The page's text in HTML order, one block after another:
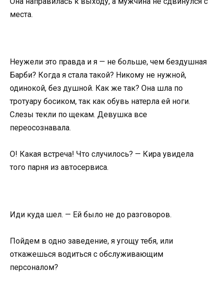
места.
Неужели это правда и я — не больше, чем бездушная
Барби? Когда я стала такой? Никому не нужной,
одинокой, без душной. Как же так? Она шла по
тротуару босиком, так как обувь натерла ей ноги.
Слезы текли по щекам. Девушка все
переосознавала.
О! Какая встреча! Что случилось? — Кира увидела
того парня из автосервиса.
Иди куда шел. — Ей было не до разговоров.
Пойдем в одно заведение, я угощу тебя, или
откажешься водиться с обслуживающим
персоналом?